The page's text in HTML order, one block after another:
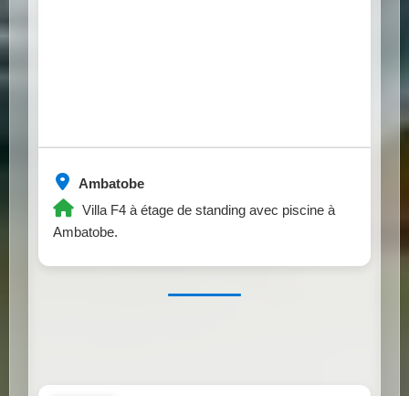
Ambatobe
Villa F4 à étage de standing avec piscine à
Ambatobe.